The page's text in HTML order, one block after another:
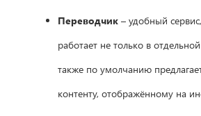
Переводчик – удобный
работает не только в
также по умолчанию
контенту, отображённому на